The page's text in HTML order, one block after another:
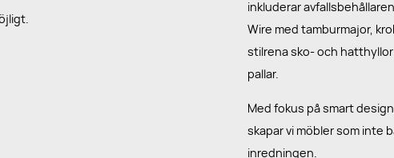
inkluderar
Wire med tamburmajor,
stilrena sko- och
pallar.
Med fokus på smart
skapar vi möbler som inte
inredningen.